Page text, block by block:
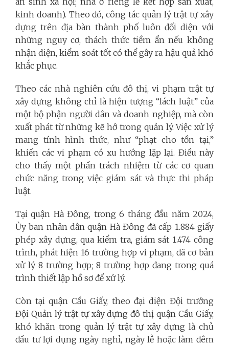
kinh doanh). Theo đó, công tác quản lý trật tự xây
dựng trên địa bàn thành phố luôn đối diện với
những nguy cơ, thách thức tiềm ẩn nếu không
nhận diện, kiểm soát tốt có thể gây ra hậu quả khó
khắc phục.
Theo các nhà nghiên cứu đô thị, vi phạm trật tự
xây dựng không chỉ là hiện tượng “lách luật” của
một bộ phận người dân và doanh nghiệp, mà còn
xuất phát từ những kẽ hở trong quản lý. Việc xử lý
mang tính hình thức, như “phạt cho tồn tại,”
khiến các vi phạm có xu hướng lặp lại. Điều này
cho thấy một phần trách nhiệm từ các cơ quan
chức năng trong việc giám sát và thực thi pháp
luật.
Tại quận Hà Đông, trong 6 tháng đầu năm 2024,
Ủy ban nhân dân quận Hà Đông đã cấp 1.884 giấy
phép xây dựng, qua kiểm tra, giám sát 1.474 công
trình, phát hiện 16 trường hợp vi phạm, đã cơ bản
xử lý 8 trường hợp; 8 trường hợp đang trong quá
trình thiết lập hồ sơ để xử lý.
Còn tại quận Cầu Giấy, theo đại diện Đội trưởng
Đội Quản lý trật tự xây dựng đô thị quận Cầu Giấy,
khó khăn trong quản lý trật tự xây dựng là chủ
đầu tư lợi dụng ngày nghỉ, ngày lễ hoặc làm đêm